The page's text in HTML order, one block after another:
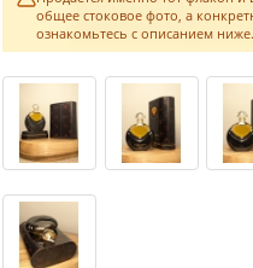
общее стоковое фото, а
ознакомьтесь с описанием ниже.